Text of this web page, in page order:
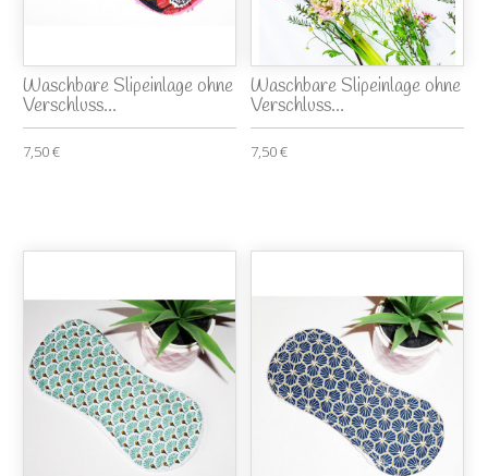
Waschbare Slipeinlage ohne
Verschluss...
7,50 €
Waschbare Slipeinlage ohne
Verschluss...
7,50 €